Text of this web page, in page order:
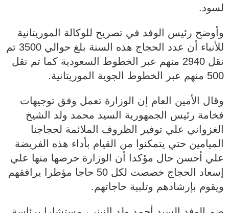
لسود.
وأوضح رئيس الوفد في تصريح للوكالة الموريتانية
للأنباء أن عدد الحجاج هذه السنة بلغ حوالي 3500 تم
نقل 2940 منهم عبر الخطوط السعودية كما تم نقل
500 منهم عبر الخطوط الجوية الموريتانية.
وقال الأمين العام إن الوزارة تعمل وفق توجيهات
فخامة رئيس الجمهورية السيد محمد ولد الشيخ
الغزواني علي توفير الظروف الملائمة لحجاجنا
الميامين حتي يتمكنوا من القيام بأداء هذه الفريضة
علي أحسن حال مؤكدا أن الوزارة حرصها منها علي
إسعاد الحجاج خصصت لكل 50 حاجا مؤطرا يرافقهم
ويقوم بإرشادهم وتلبية حاجاتهم.